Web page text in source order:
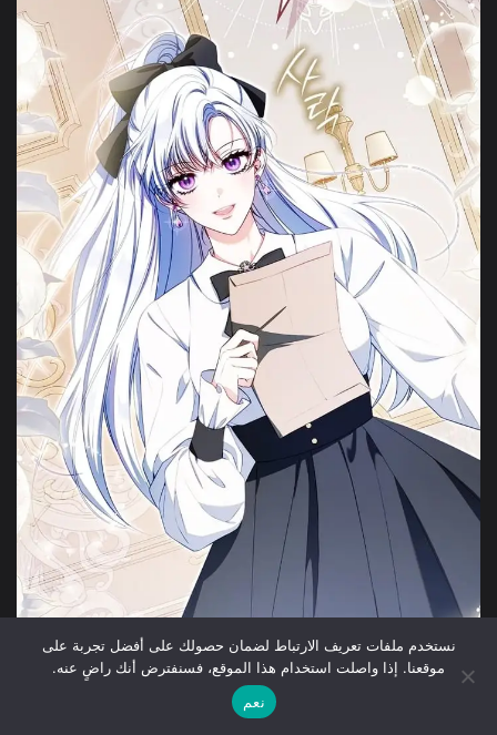
نستخدم ملفات تعريف الارتباط لضمان حصولك على أفضل تجربة على
موقعنا. إذا واصلت استخدام هذا الموقع، فسنفترض أنك راضٍ عنه.
نعم